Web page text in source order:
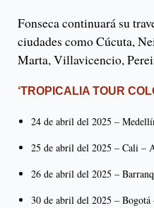
Fonseca continuará su
ciudades como Cúcuta,
Marta, Villavicencio,
‘TROPICALIA TOUR
24 de abril del 2025 –
25 de abril del 2025 – Cali –
26 de abril del 2025 –
30 de abril del 2025 –